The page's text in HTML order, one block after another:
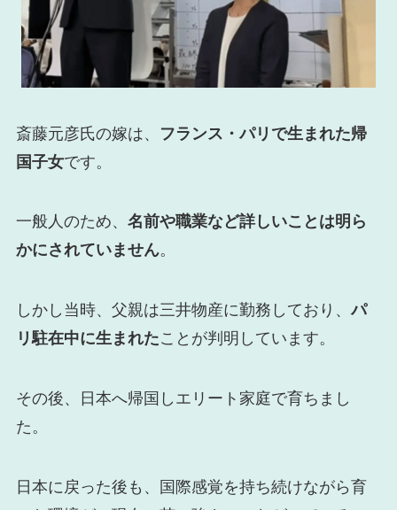
斎藤元彦氏の嫁は、
フランス・パリで生まれた帰
国子女です。
一般人のため、 名前や職業など詳しいことは明ら
かにされていません。
しかし当時、父親は三井物産に勤務しており、パ
リ駐在中に生まれたことが判明しています。
その後、日本へ帰国しエリート家庭で育ちまし
た。
日本に戻った後も、国際感覚を持ち続けながら育